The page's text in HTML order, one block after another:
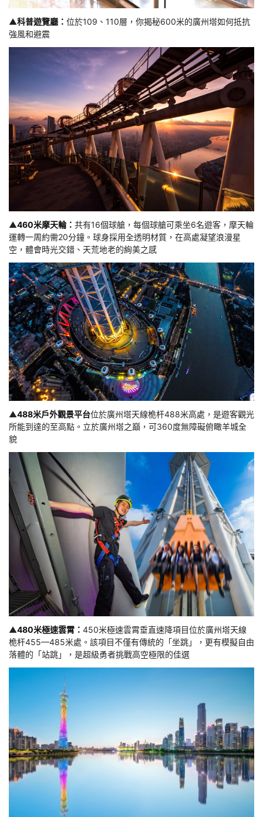
▲科普遊覽廳： 位於109、110層，你揭秘600米的廣州塔如何抵抗
強風和避震
▲460米摩天輪： 共有16個球艙，每個球艙可乘坐6名遊客，摩天輪
運轉一周約需20分鐘。球身採用全透明材質，在高處凝望浪漫星
空，體會時光交錯、天荒地老的絢美之感
▲488米戶外觀景平台位於廣州塔天線桅杆488米高處，是遊客觀光
所能到達的至高點。立於廣州塔之巔，可360度無障礙俯瞰羊城全
貌
▲480米極速雲霄： 450米極速雲霄垂直速降項目位於廣州塔天線
桅杆455—485米處。該項目不僅有傳統的「坐跳」，更有模擬自由
落體的「站跳」，是超級勇者挑戰高空極限的佳選